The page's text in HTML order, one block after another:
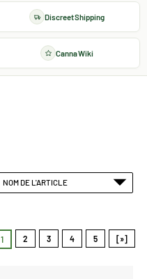
Discreet Shipping
Canna Wiki
NOM DE L'ARTICLE
1 2 3 4 5 [»]